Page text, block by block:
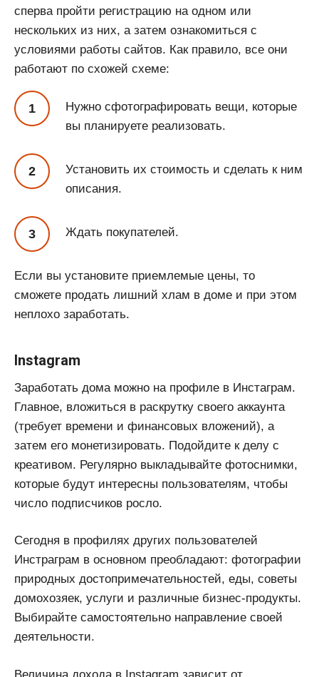
сперва пройти регистрацию на одном или
нескольких из них, а затем ознакомиться с
условиями работы сайтов. Как правило, все они
работают по схожей схеме:
Нужно сфотографировать вещи, которые
вы планируете реализовать.
Установить их стоимость и сделать к ним
описания.
Ждать покупателей.
Если вы установите приемлемые цены, то
сможете продать лишний хлам в доме и при этом
неплохо заработать.
Instagram
Заработать дома можно на профиле в Инстаграм.
Главное, вложиться в раскрутку своего аккаунта
(требует времени и финансовых вложений), а
затем его монетизировать. Подойдите к делу с
креативом. Регулярно выкладывайте фотоснимки,
которые будут интересны пользователям, чтобы
число подписчиков росло.
Сегодня в профилях других пользователей
Инстраграм в основном преобладают: фотографии
природных достопримечательностей, еды, советы
домохозяек, услуги и различные бизнес-продукты.
Выбирайте самостоятельно направление своей
деятельности.